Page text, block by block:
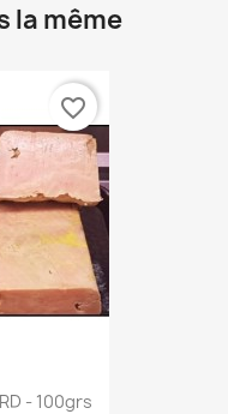
la même
- 100grs
favorite_border